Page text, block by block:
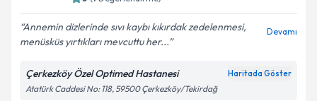
Metni'ni okudum ve kişisel verilerimin belirtilen
kapsamda işlenmesini kabul ediyorum.
( Değerlendirme)
Annemin dizlerinde sıvı kaybı kıkırdak zedelenmesi,
menüsküs yırtıkları mevcuttu her...
Çerkezköy Özel Optimed Hastanesi
Atatürk Caddesi No: 118, 59500 Çerkezköy/Tekirdağ